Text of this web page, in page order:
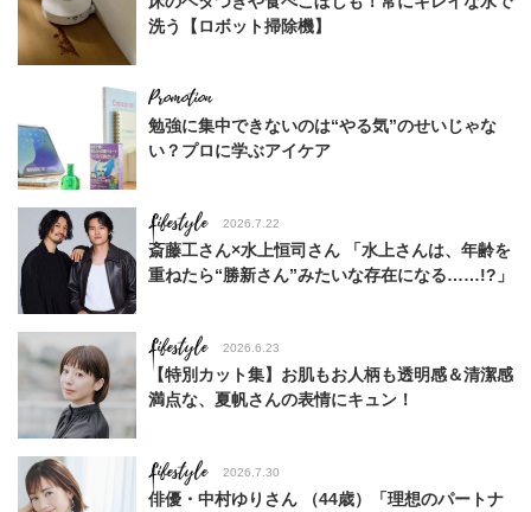
洗う【ロボット掃除機】
勉強に集中できないのは“やる気”のせいじゃな
い？プロに学ぶアイケア
Lifestyle 2026.7.22
斎藤工さん×水上恒司さん 「水上さんは、年齢を
重ねたら“勝新さん”みたいな存在になる……!?」
Lifestyle 2026.6.23
【特別カット集】お肌もお人柄も透明感＆清潔感
満点な、夏帆さんの表情にキュン！
Lifestyle 2026.7.30
俳優・中村ゆりさん （44歳）「理想のパートナ